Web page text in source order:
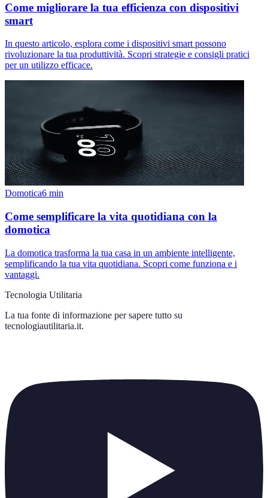
Come migliorare la tua efficienza con dispositivi
smart
In questo articolo, esplora come i dispositivi smart possono
rivoluzionare la tua produttività. Scopri strategie e consigli pratici
per un utilizzo efficace.
Domotica6 min
Come semplificare la vita quotidiana con la
domotica
La domotica trasforma la tua casa in un ambiente intelligente,
semplificando la tua vita quotidiana. Scopri come funziona e i
vantaggi.
Tecnologia Utilitaria
La tua fonte di informazione per sapere tutto su
tecnologiautilitaria.it.